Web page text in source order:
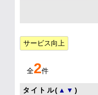
サービス向上
全2件
タイトル( ▲ ▼ )